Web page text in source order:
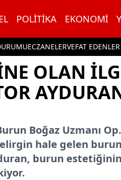
POLITIKA EKONOMI
ECZANELERVEFAT EDENLER
OLAN
Boğaz Uzmanı
hale gelen
burun